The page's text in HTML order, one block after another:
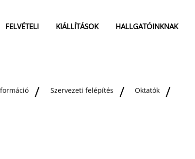
FELVÉTELI KIÁLLÍTÁSOK HALLGATÓINKNAK
Szervezeti felépítés Oktatók